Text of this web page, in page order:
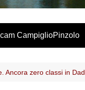
CampiglioPinzolo
Ancora zero classi in Dad